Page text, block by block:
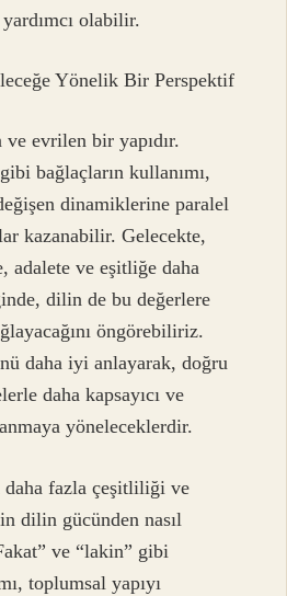
olabilir.
Yönelik Bir Perspektif
evrilen bir yapıdır.
bağlaçların kullanımı,
dinamiklerine paralel
kazanabilir. Gelecekte,
adalete ve eşitliğe daha
dilin de bu değerlere
öngörebiliriz.
daha iyi anlayarak, doğru
daha kapsayıcı ve
yöneleceklerdir.
daha fazla çeşitliliği ve
dilin gücünden nasıl
ve “lakin” gibi
toplumsal yapıyı